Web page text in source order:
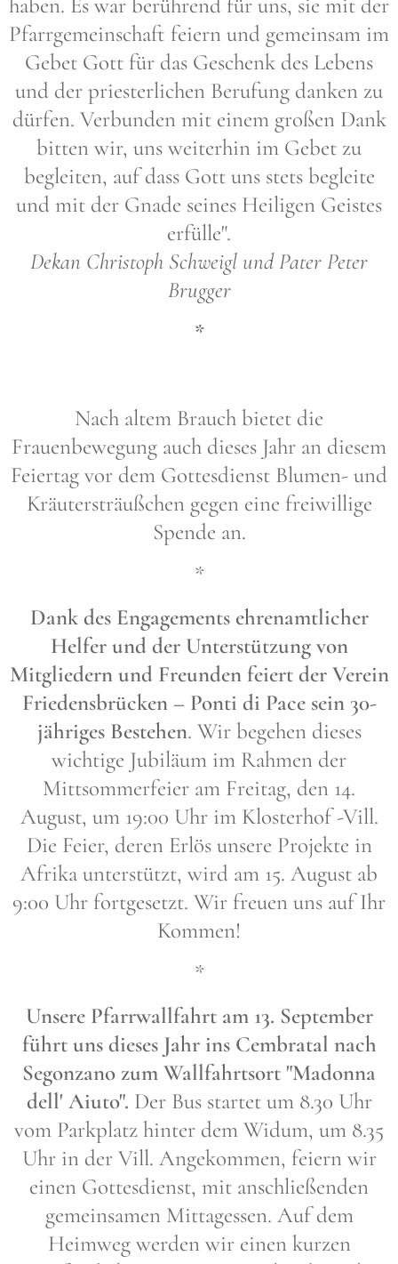
haben. Es war berührend für uns, sie mit der
Pfarrgemeinschaft feiern und gemeinsam im
Gebet Gott für das Geschenk des Lebens
und der priesterlichen Berufung danken zu
dürfen. Verbunden mit einem großen Dank
bitten wir, uns weiterhin im Gebet zu
begleiten, auf dass Gott uns stets begleite
und mit der Gnade seines Heiligen Geistes
erfülle".
Dekan Christoph Schweigl und Pater Peter
Brugger
*
Nach altem Brauch bietet die
Frauenbewegung auch dieses Jahr an diesem
Feiertag vor dem Gottesdienst Blumen- und
Kräutersträußchen gegen eine freiwillige
Spende an.
*
Dank des Engagements ehrenamtlicher
Helfer und der Unterstützung von
Mitgliedern und Freunden feiert der Verein
Friedensbrücken – Ponti di Pace sein 30-
jähriges Bestehen. Wir begehen dieses
wichtige Jubiläum im Rahmen der
Mittsommerfeier am Freitag, den 14.
August, um 19:00 Uhr im Klosterhof -Vill.
Die Feier, deren Erlös unsere Projekte in
Afrika unterstützt, wird am 15. August ab
9:00 Uhr fortgesetzt. Wir freuen uns auf Ihr
Kommen!
*
Unsere Pfarrwallfahrt am 13. September
führt uns dieses Jahr ins Cembratal nach
Segonzano zum Wallfahrtsort "Madonna
dell' Aiuto". Der Bus startet um 8.30 Uhr
vom Parkplatz hinter dem Widum, um 8.35
Uhr in der Vill. Angekommen, feiern wir
einen Gottesdienst, mit anschließenden
gemeinsamen Mittagessen. Auf dem
Heimweg werden wir einen kurzen